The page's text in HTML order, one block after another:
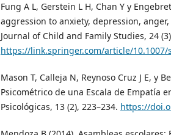
Fung A L, Gerstein L H, Chan Y y
aggression to anxiety, depression,
Journal of Child and Family Studies, 24
https://link.springer.com/article/10.1007/
Mason T, Calleja N, Reynoso Cruz J E, y
Psicométrico de una Escala de Empatía
Psicológicas, 13 (2), 223–234. https://